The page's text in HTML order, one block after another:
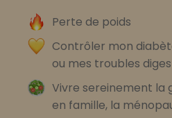
Perte de poids
Contrôler mon
ou mes troubles
Vivre sereinement la
en famille, la